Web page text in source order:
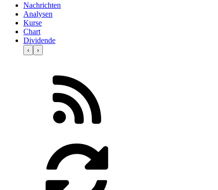
Nachrichten
Analysen
Kurse
Chart
Dividende
‹ ›